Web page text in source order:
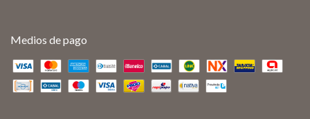
Medios de pago